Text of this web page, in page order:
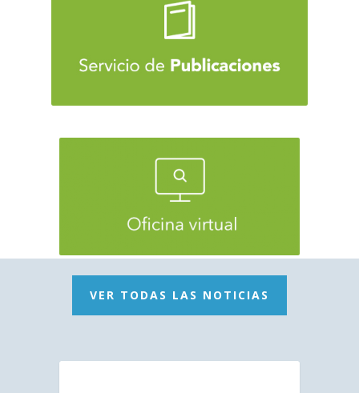
VER TODAS LAS NOTICIAS